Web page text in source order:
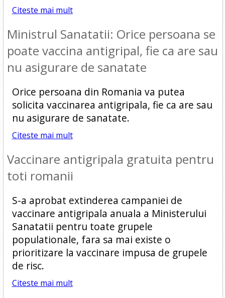
Citeste mai mult
Ministrul Sanatatii: Orice persoana se
poate vaccina antigripal, fie ca are sau
nu asigurare de sanatate
Orice persoana din Romania va putea
solicita vaccinarea antigripala, fie ca are sau
nu asigurare de sanatate.
Citeste mai mult
Vaccinare antigripala gratuita pentru
toti romanii
S-a aprobat extinderea campaniei de
vaccinare antigripala anuala a Ministerului
Sanatatii pentru toate grupele
populationale, fara sa mai existe o
prioritizare la vaccinare impusa de grupele
de risc.
Citeste mai mult